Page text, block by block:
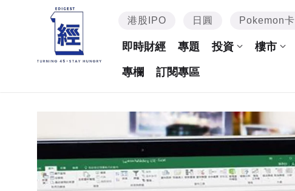
港股IPO 日圓 Pokemon卡
即時財經 專題 投資 樓市
專欄 訂閱專區